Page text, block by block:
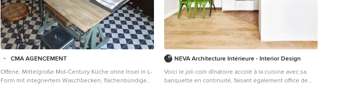
CMA AGENCEMENT
Offene, Mittelgroße Mid-Century Küche ohne Insel in L-
Form mit integriertem Waschbecken, flächenbündigen
NEVA Architecture Intérieure - Interior Design
Voici le joli coin dînatoire accolé à la cuisine avec sa
banquette en continuité, faisant également office de